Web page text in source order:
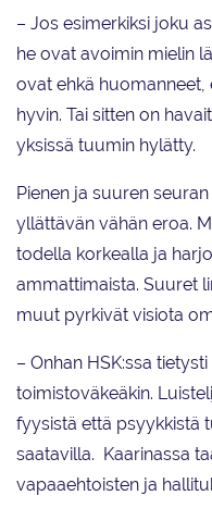
– Jos esimerkiksi joku
he ovat avoimin mielin
ovat ehkä
hyvin. Tai sitten on
yksissä tuumin hylätty.
Pienen ja suuren
yllättävän vähän eroa.
todella korkealla ja
ammattimaista. Suuret
muut pyrkivät visiota
– Onhan HSK:ssa
toimistoväkeäkin.
fyysistä että psyykkistä
saatavilla. Kaarinassa
vapaaehtoisten ja